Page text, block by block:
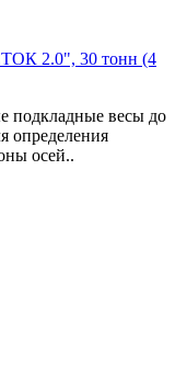
2.0", 30 тонн (4
подкладные весы до
определения
осей..